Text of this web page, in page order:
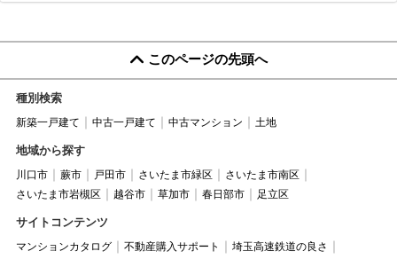
このページの先頭へ
種別検索
新築一戸建て 中古一戸建て 中古マンション 土地
地域から探す
川口市 蕨市 戸田市 さいたま市緑区
さいたま市南区
さいたま市岩槻区
越谷市 草加市 春日部市 足立区
サイトコンテンツ
マンションカタログ 不動産購入サポート
埼玉高速鉄道の良さ